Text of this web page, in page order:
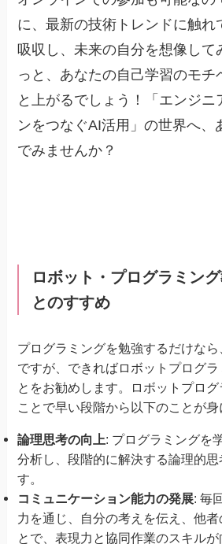
に、最新の技術トレンドに触れ
吸収し、未来の自分を想像して
っと、あなたの自己学習のモチ
と上がるでしょう！「エンジニ
ンをつなぐAI活用」の世界へ、
でみませんか？
ロボット・プログラミン
とのすすめ
プログラミングを勉強するだけな
ですが、できればロボットプログラ
とをお勧めします。ロボットプロ
ことで早い段階から以下のことが身
論理思考の向上: プログラミングを
分析し、段階的に解決する論理的思
す。
コミュニケーション能力の発展: 毎
力を通じ、自分の考えを伝え、他者
とで、表現力と協同作業のスキルが